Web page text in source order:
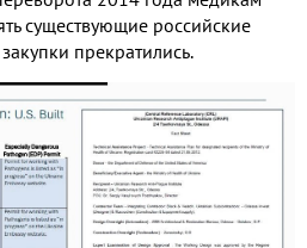
существующие российские
прекратились.